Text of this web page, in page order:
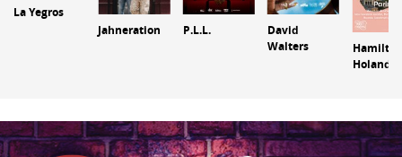
La Yegros
Jahneration
P.L.L.
David
Walters
Holanda